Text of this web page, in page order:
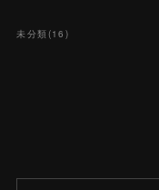
未分類(16 )